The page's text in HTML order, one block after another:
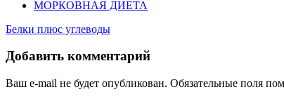
МОРКОВНАЯ ДИЕТА
Белки плюс углеводы
Добавить комментарий
Ваш e-mail не будет опубликован. Обязательные поля